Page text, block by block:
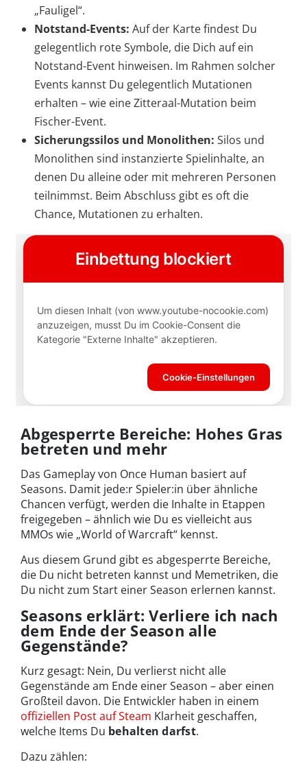
„Fauligel“.
Notstand-Events: Auf der Karte findest Du
gelegentlich rote Symbole, die Dich auf ein
Notstand-Event hinweisen. Im Rahmen solcher
Events kannst Du gelegentlich Mutationen
erhalten – wie eine Zitteraal-Mutation beim
Fischer-Event.
Sicherungssilos und Monolithen: Silos und
Monolithen sind instanzierte Spielinhalte, an
denen Du alleine oder mit mehreren Personen
teilnimmst. Beim Abschluss gibt es oft die
Chance, Mutationen zu erhalten.
Abgesperrte Bereiche: Hohes Gras
betreten und mehr
Das Gameplay von Once Human basiert auf
Seasons. Damit jede:r Spieler:in über ähnliche
Chancen verfügt, werden die Inhalte in Etappen
freigegeben – ähnlich wie Du es vielleicht aus
MMOs wie „World of Warcraft“ kennst.
Aus diesem Grund gibt es abgesperrte Bereiche,
die Du nicht betreten kannst und Memetriken, die
Du nicht zum Start einer Season erlernen kannst.
Seasons erklärt: Verliere ich nach
dem Ende der Season alle
Gegenstände?
Kurz gesagt: Nein, Du verlierst nicht alle
Gegenstände am Ende einer Season – aber einen
Großteil davon. Die Entwickler haben in einem
offiziellen Post auf Steam Klarheit geschaffen,
welche Items Du behalten darfst.
Dazu zählen: